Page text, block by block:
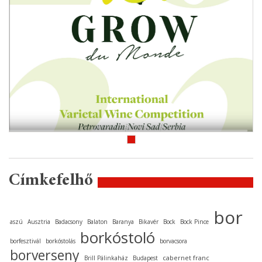
Címkefelhő
aszú Ausztria Badacsony Balaton Baranya Bikavér Bock Bock Pince bor
borfesztivál borkóstolás borkóstoló borvacsora
borverseny Brill Pálinkaház Budapest cabernet franc